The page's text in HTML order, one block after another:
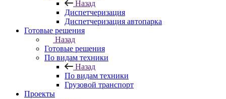
Назад
Диспетчеризация
Диспетчеризация автопарка
Готовые решения
Назад
Готовые решения
По видам техники
Назад
По видам техники
Грузовой транспорт
Проекты